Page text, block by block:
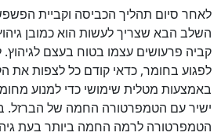
לאחר סיום תהליך הכביסה וקביית
השלב הבא שצריך לעשות הוא כמובן
קביה פרעושים עצמו בטוח בעצם
לפגוע בחומר, כדאי קודם כל לצפות את
באמצעות מטלית שימושי כדי למנוע
ישיר עם הטמפרטורה החמה של הברזל.
הטמפרטורה לרמה החמה ביותר בעת